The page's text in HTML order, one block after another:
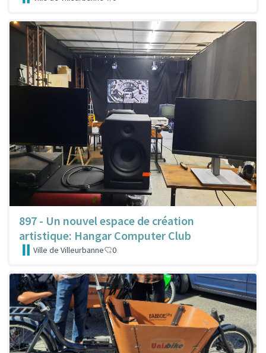
897 - Un nouvel espace de création
artistique: Hangar Computer Club
Ville de Villeurbanne 0